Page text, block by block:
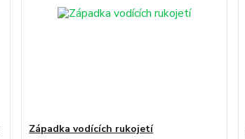
Západka vodících rukojetí